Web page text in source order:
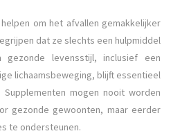
om het afvallen gemakkelijker
dat ze slechts een hulpmiddel
levensstijl, inclusief een
lichaamsbeweging, blijft essentieel
mogen nooit worden
gezonde gewoonten, maar eerder
te ondersteunen.